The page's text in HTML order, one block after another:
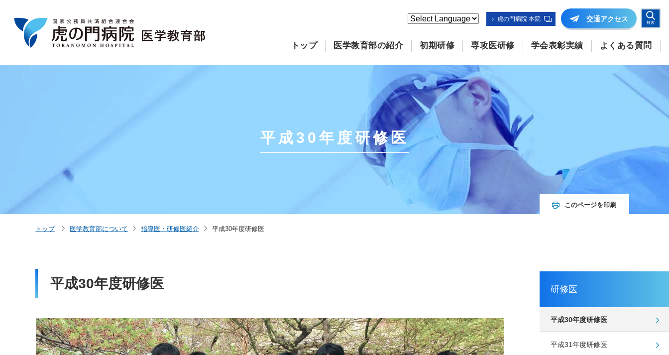
交通アクセス 検索
虎の門病院 本院
トップ 医学教育部の紹介 初期研修 専攻医研修 学会表彰実績 よくある質問
平成30年度研修医
このページを印刷
平成30年度研修医
トップ 医学教育部について 指導医・研修医紹介 平成30年度研修医
研修医
平成30年度研修医
平成31年度研修医